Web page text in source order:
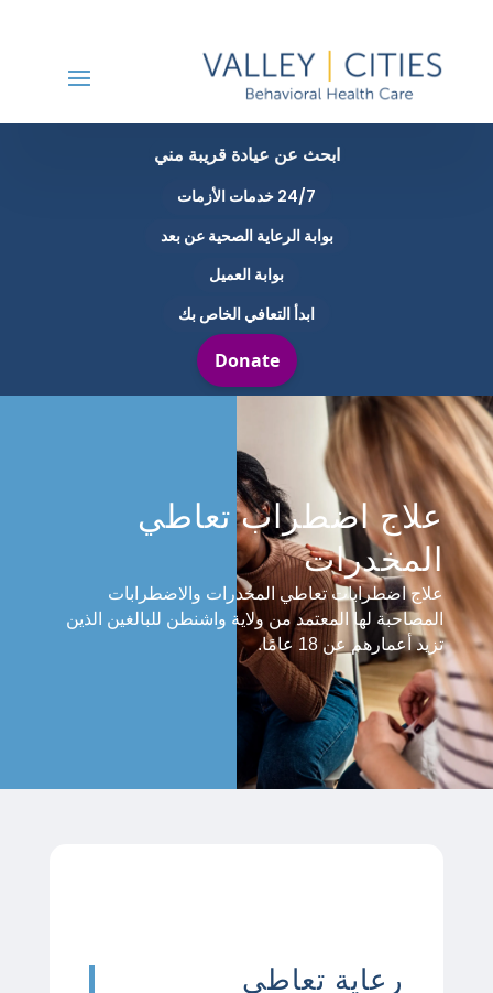
ابحث عن عيادة قريبة مني
24/7 خدمات الأزمات
بوابة الرعاية الصحية عن بعد
بوابة العميل
ابدأ التعافي الخاص بك
علاج اضطراب تعاطي
المخدرات
علاج اضطرابات تعاطي المخدرات والاضطرابات
المصاحبة لها المعتمد من ولاية واشنطن للبالغين الذين
تزيد أعمارهم عن 18 عامًا.
رعاية تعاطي